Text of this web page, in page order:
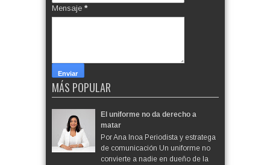
Mensaje *
MÁS POPULAR
El uniforme no da derecho a
matar
Por Ana Inoa Periodista y estratega
de comunicación Un uniforme no
convierte a nadie en dueño de la